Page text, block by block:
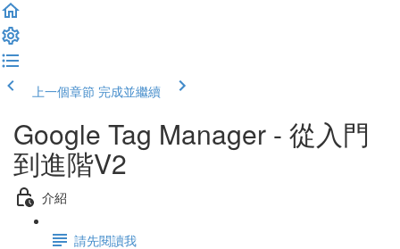
上一個章節 完成並繼續
Google Tag Manager - 從入門
到進階V2
介紹
請先閱讀我